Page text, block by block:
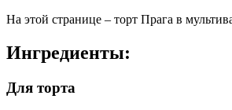
На этой странице – торт Прага в
Ингредиенты:
Для торта